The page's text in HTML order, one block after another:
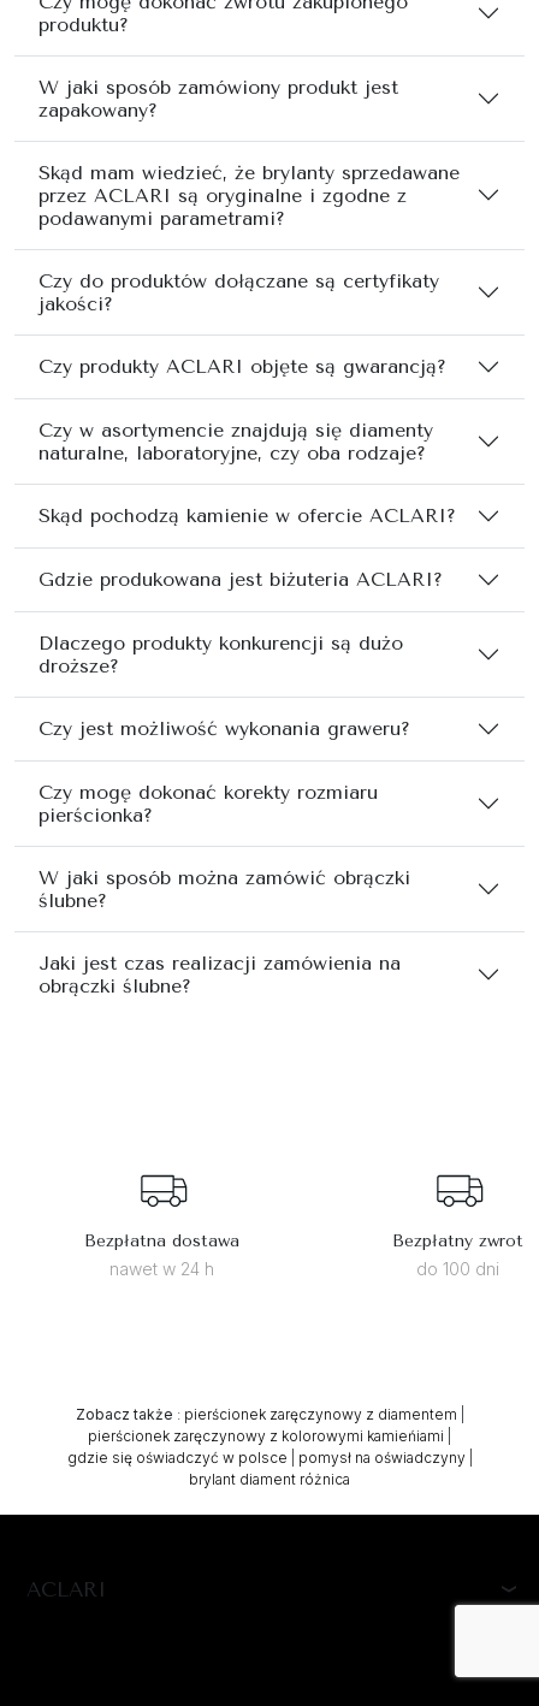
produktu?
W jaki sposób zamówiony produkt jest
zapakowany?
Skąd mam wiedzieć, że brylanty sprzedawane
przez ACLARI są oryginalne i zgodne z
podawanymi parametrami?
Czy do produktów dołączane są certyfikaty
jakości?
Czy produkty ACLARI objęte są gwarancją?
Czy w asortymencie znajdują się diamenty
naturalne, laboratoryjne, czy oba rodzaje?
Skąd pochodzą kamienie w ofercie ACLARI?
Gdzie produkowana jest biżuteria ACLARI?
Dlaczego produkty konkurencji są dużo
droższe?
Czy jest możliwość wykonania graweru?
Czy mogę dokonać korekty rozmiaru
pierścionka?
W jaki sposób można zamówić obrączki
ślubne?
Jaki jest czas realizacji zamówienia na
obrączki ślubne?
Bezpłatna dostawa
nawet w 24 h
Bezpłatny zwrot
do 100 dni
Zobacz także : pierścionek zaręczynowy z diamentem
pierścionek zaręczynowy z kolorowymi kamieńiami
gdzie się oświadczyć w polsce
pomysł na oświadczyny|
brylant diament różnica
ACLARI